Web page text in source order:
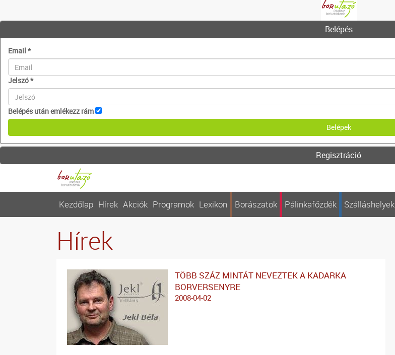
Belépés
Email *
Jelszó*
Belépés után emlékezz rám
Regisztráció
Kezdőlap Hírek Akciók Programok Lexikon Borászatok Pálinkafőzdék Szálláshelyek
Hírek
TÖBB SZÁZ MINTÁT NEVEZTEK A KADARKA
BORVERSENYRE
2008-04-02